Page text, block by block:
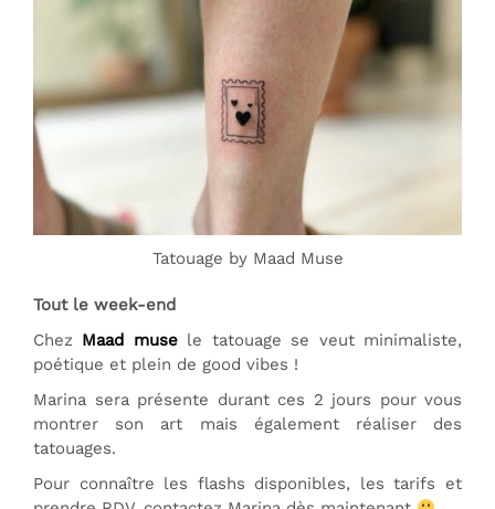
Tatouage by Maad Muse
Tout le week-end
Chez Maad musele tatouage se veut minimaliste,
poétique et plein de good vibes !
Marina sera présente durant ces 2 jours pour vous
montrer son art mais également réaliser des
tatouages.
Pour connaître les flashs disponibles, les tarifs et